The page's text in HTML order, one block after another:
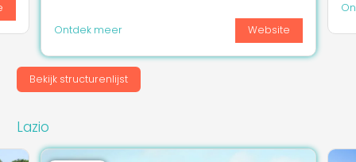
Ontdek meer Website
Bekijk structurenlijst
Lazio